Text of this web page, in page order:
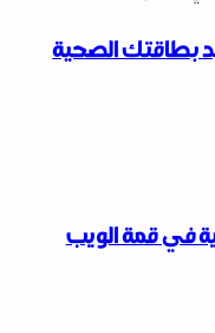
بطاقتك الصحية
في قمة الويب